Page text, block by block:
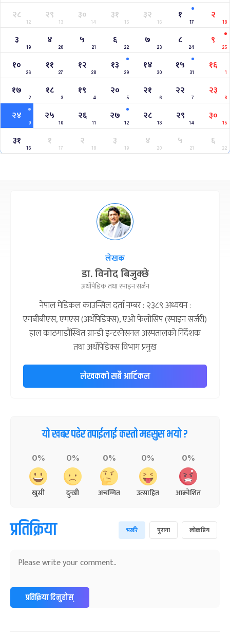
२८
12
२९
13
३०
14
३१
15
३२
16
१
17
२
18
३
19
४
20
५
21
६
22
७
23
८
24
९
25
१०
26
११
27
१२
28
१३
29
१४
30
१५
31
१६
1
१७
2
१८
3
१९
4
२०
5
२१
6
२२
7
२३
8
२४
9
२५
10
२६
11
२७
12
२८
13
२९
14
३०
15
३१
16
१
17
२
18
३
19
४
20
५
21
६
22
लेखक
डा. विनोद बिजुक्छे
अर्थोपेडिक तथा स्पाइन सर्जन
नेपाल मेडिकल काउन्सिल दर्ता नम्बर : २३८९ अध्ययन :
एमबीबीएस, एमएस (अर्थोपेडिक्स), एओ फेलोसिप (स्पाइन सर्जरी)
हाल काठमाडौंस्थित ग्रान्डी इन्टरनेसनल अस्पतालको निर्देशक
तथा अर्थोपेडिक्स विभाग प्रमुख
लेखकको सबै आर्टिकल
यो खबर पढेर तपाईलाई कस्तो महसुस भयो ?
0%
खुसी
0%
दुःखी
0%
अचम्मित
0%
उत्साहित
0%
आक्रोशित
प्रतिक्रिया भर्खरै पुराना लोकप्रिय
प्रतिक्रिया दिनुहोस्